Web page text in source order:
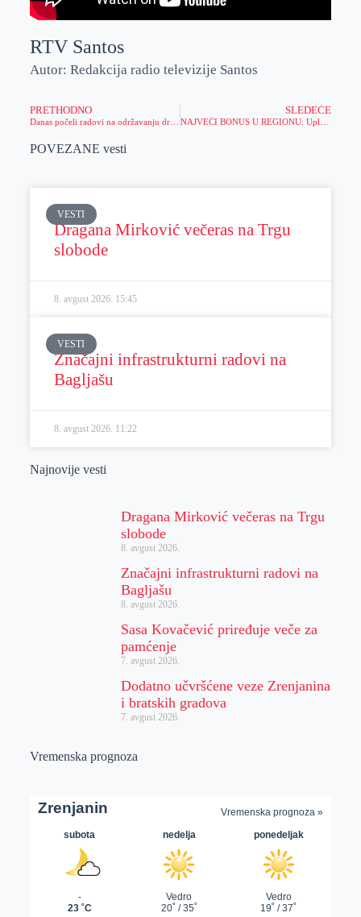
RTV Santos
Autor: Redakcija radio televizije Santos
PRETHODNO
Danas počeli radovi na održavanju državnog puta Zrenjanin-Lazarevo
SLEDEĆE
POVEZANE vesti
VESTI
Dragana Mirković večeras na Trgu
slobode
8. avgust 2026. 15:45
VESTI
Značajni infrastrukturni radovi na
Bagljašu
8. avgust 2026. 11:22
Najnovije vesti
Dragana Mirković večeras na Trgu
slobode
8. avgust 2026.
Značajni infrastrukturni radovi na
Bagljašu
8. avgust 2026.
Sasa Kovačević priređuje veče za
pamćenje
7. avgust 2026.
Dodatno učvršćene veze Zrenjanina
i bratskih gradova
7. avgust 2026.
Vremenska prognoza